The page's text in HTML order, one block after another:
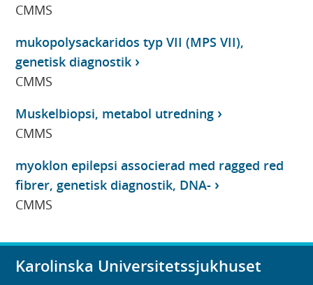
CMMS
mukopolysackaridos typ VII (MPS VII),
genetisk diagnostik
CMMS
Muskelbiopsi, metabol utredning
CMMS
myoklon epilepsi associerad med ragged red
fibrer, genetisk diagnostik, DNA-
CMMS
Karolinska Universitetssjukhuset